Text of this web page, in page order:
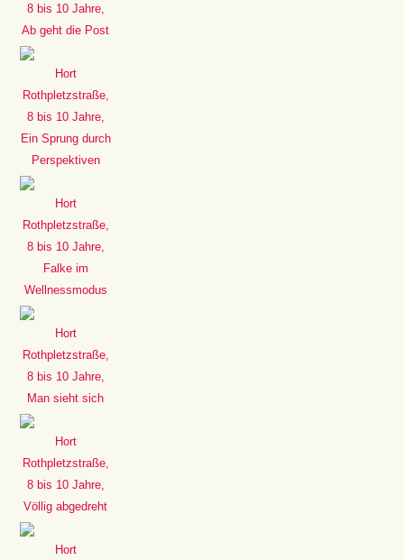
8 bis 10 Jahre,
Ab geht die Post
Hort
Rothpletzstraße,
8 bis 10 Jahre,
Ein Sprung durch
Perspektiven
Hort
Rothpletzstraße,
8 bis 10 Jahre,
Falke im
Wellnessmodus
Hort
Rothpletzstraße,
8 bis 10 Jahre,
Man sieht sich
Hort
Rothpletzstraße,
8 bis 10 Jahre,
Völlig abgedreht
Hort